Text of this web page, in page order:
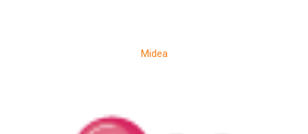
Midea